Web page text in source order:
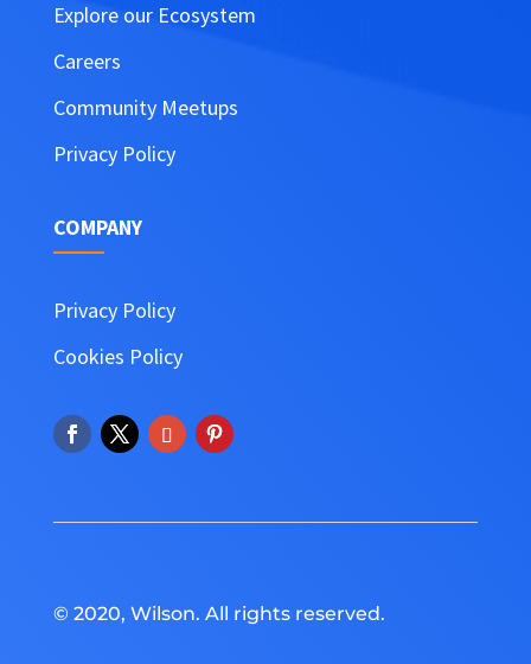
Explore our Ecosystem
Careers
Community Meetups
Privacy Policy
COMPANY
Privacy Policy
Cookies Policy
© 2020, Wilson. All rights reserved.